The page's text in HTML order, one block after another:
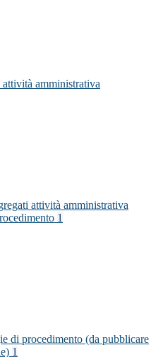
amministrativa
attività amministrativa
1
di procedimento (da pubblicare
1